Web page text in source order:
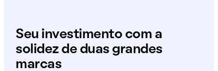
Seu investimento com a
solidez de duas grandes
marcas